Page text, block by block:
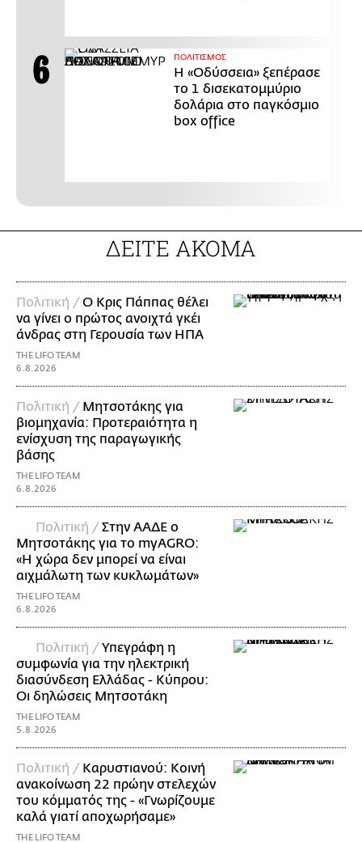
ΠΟΛΙΤΙΣΜΟΣ
Η «Οδύσσεια» ξεπέρασε
το 1 δισεκατομμύριο
δολάρια στο παγκόσμιο
box office
ΔΕΙΤΕ ΑΚΟΜΑ
Πολιτική /Ο Κρις Πάππας θέλει
να γίνει ο πρώτος ανοιχτά γκέι
άνδρας στη Γερουσία των ΗΠΑ
THE LIFO TEAM
6.8.2026
Πολιτική / Μητσοτάκης για
βιομηχανία: Προτεραιότητα η
ενίσχυση της παραγωγικής
βάσης
THE LIFO TEAM
6.8.2026
Πολιτική /Στην ΑΑΔΕ ο
Μητσοτάκης για το myAGRO:
«Η χώρα δεν μπορεί να είναι
αιχμάλωτη των κυκλωμάτων»
THE LIFO TEAM
6.8.2026
Πολιτική /Υπεγράφη η
συμφωνία για την ηλεκτρική
διασύνδεση Ελλάδας - Κύπρου:
Οι δηλώσεις Μητσοτάκη
THE LIFO TEAM
5.8.2026
Πολιτική / Καρυστιανού: Κοινή
ανακοίνωση 22 πρώην στελεχών
του κόμματός της - «Γνωρίζουμε
καλά γιατί αποχωρήσαμε»
THE LIFO TEAM